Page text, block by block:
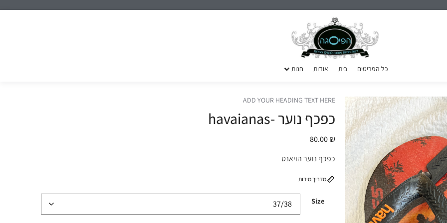
כל הפריטים בית אודות חנות
ADD YOUR HEADING TEXT HERE
כפכף נוער -havaianas
80.00₪
כפכף נוער הויאנס
מדריך מידות
Size